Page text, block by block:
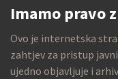
Imamo pravo
Ovo je internetska
zahtjev za pristup
ujedno objavljuje i